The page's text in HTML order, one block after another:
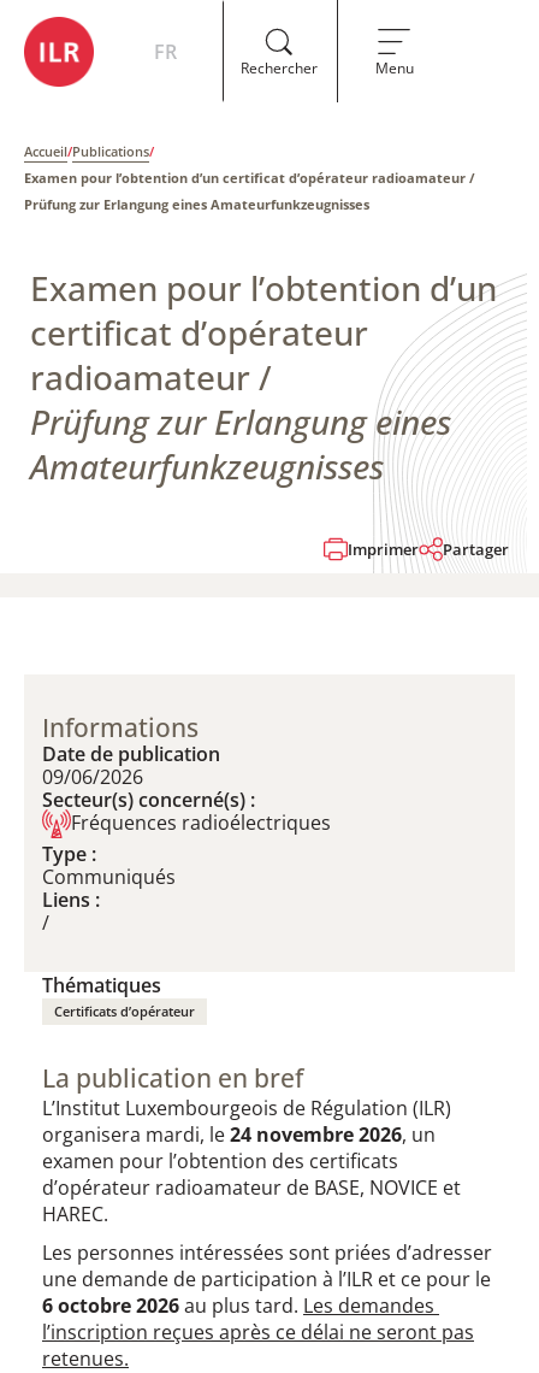
FR
Rechercher Menu
Accueil/Publications/
Examen pour l’obtention d’un certificat d’opérateur radioamateur /
Prüfung zur Erlangung eines Amateurfunkzeugnisses
Examen pour l’obtention d’un
certificat d’opérateur
radioamateur /
Prüfung zur Erlangung eines
Amateurfunkzeugnisses
Imprimer Partager
Informations
Date de publication
09/06/2026
Secteur(s) concerné(s) :
Fréquences radioélectriques
Type :
Communiqués
Liens :
/
Thématiques
Certificats d’opérateur
La publication en bref
L’Institut Luxembourgeois de Régulation (ILR)
organisera mardi, le24 novembre 2026, un
examen pour l’obtention des certificats
d’opérateur radioamateur de BASE, NOVICE et
HAREC.
Les personnes intéressées sont priées d’adresser
une demande de participation à l’ILR et ce pour le
6 octobre 2026au plus tard. Les demandes
l’inscription reçues après ce délai ne seront pas
retenues.